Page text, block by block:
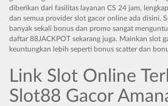
diberikan dari fasilitas layanan CS 24 jam,
dan semua provider slot gacor online ada disini.
banyak sekali bonus dan promo sangat
daftar 88JACKPOT sekarang juga. Mainkan slot
keuntungkan lebih seperti bonus scatter dan
Link Slot Online
Slot88 Gacor